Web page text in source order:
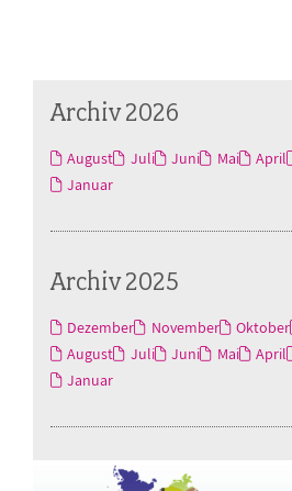
Archiv 2026
August Juli Juni Mai April
Januar
Archiv 2025
Dezember November Oktober
August
Juli Juni Mai April
Januar